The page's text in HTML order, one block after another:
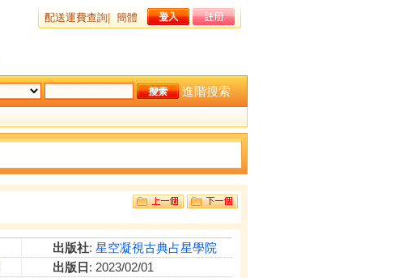
配送運費查詢 簡體
進階搜索
出版社: 星空凝視古典占星學院
出版日 : 2023/02/01